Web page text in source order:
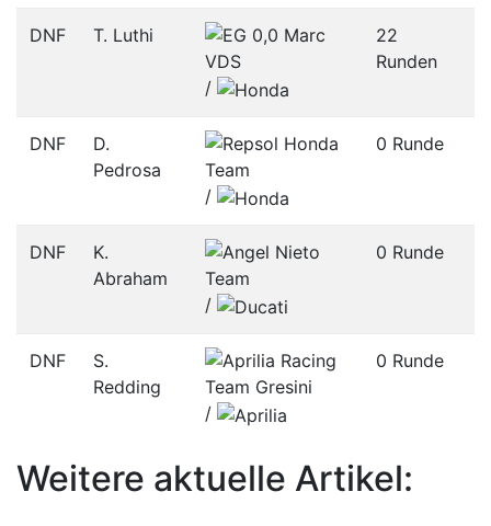
DNF T. Luthi
/­
22
Runden
DNF
D.
Pedrosa
/­
0 Runde
DNF
K.
Abraham
/­
0 Runde
DNF
S.
Redding
/­
0 Runde
Weitere aktuelle Artikel: